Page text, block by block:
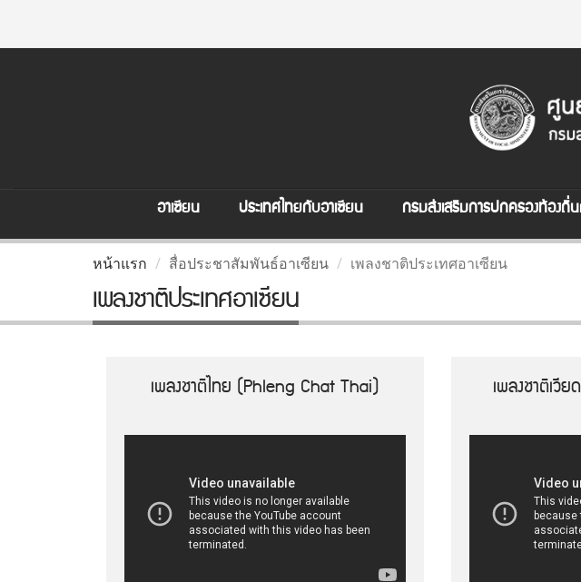
อาเซียน ประเทศไทยกับอาเซียน กรมส่งเสริมการปกครองท้องถิ่
หน้าแรก สื่อประชาสัมพันธ์อาเซียน เพลงชาติประเทศอาเซียน
เพลงชาติประเทศอาเซียน
เพลงชาติไทย (Phleng Chat Thai) เพลงชาติเวี